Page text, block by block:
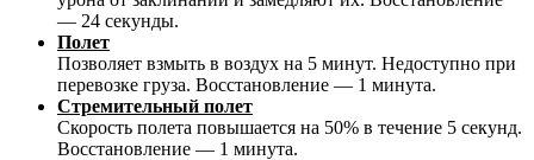
— 24 секунды.
Полет
Позволяет взмыть в воздух на 5 минут. Недоступно при
перевозке груза. Восстановление — 1 минута.
Стремительный полет
Скорость полета повышается на 50% в течение 5 секунд.
Восстановление — 1 минута.